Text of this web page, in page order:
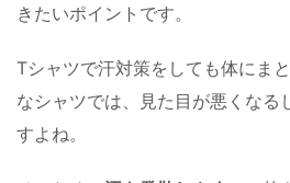
きたいポイントです。
Tシャツで汗対策をしても体にま
なシャツでは、見た目が悪くなる
すよね。